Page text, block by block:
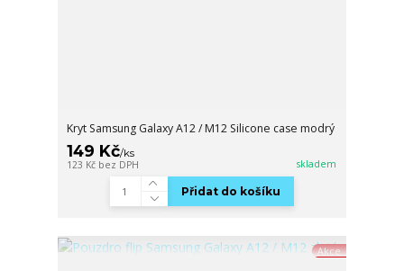
Kryt Samsung Galaxy A12 / M12 Silicone case modrý
149 Kč/ks
123 Kč bez DPH skladem
Přidat do košíku
Akce